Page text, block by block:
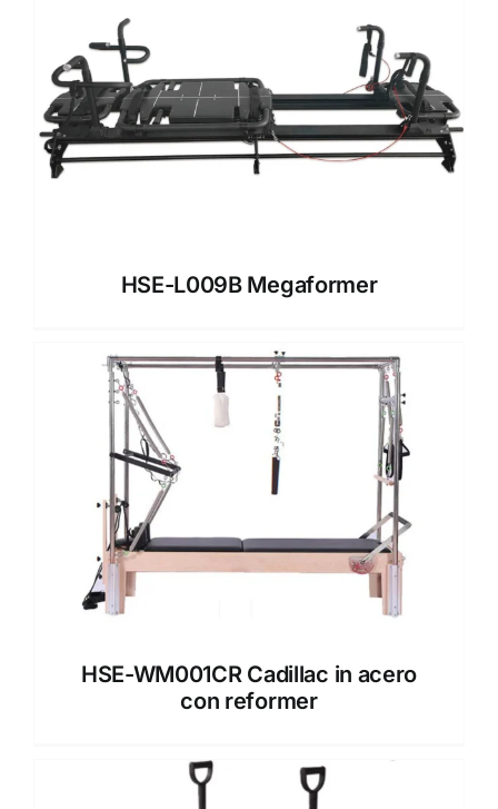
HSE-L009B Megaformer
HSE-WM001CR Cadillac in acero
con reformer